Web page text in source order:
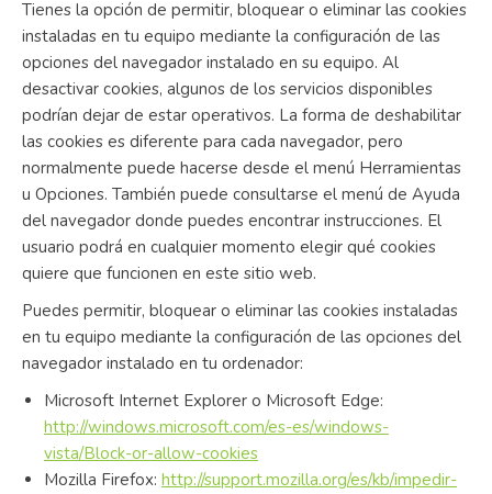
Tienes la opción de permitir, bloquear o eliminar las cookies
instaladas en tu equipo mediante la configuración de las
opciones del navegador instalado en su equipo. Al
desactivar cookies, algunos de los servicios disponibles
podrían dejar de estar operativos. La forma de deshabilitar
las cookies es diferente para cada navegador, pero
normalmente puede hacerse desde el menú Herramientas
u Opciones. También puede consultarse el menú de Ayuda
del navegador donde puedes encontrar instrucciones. El
usuario podrá en cualquier momento elegir qué cookies
quiere que funcionen en este sitio web.
Puedes permitir, bloquear o eliminar las cookies instaladas
en tu equipo mediante la configuración de las opciones del
navegador instalado en tu ordenador:
Microsoft Internet Explorer o Microsoft Edge:
http://windows.microsoft.com/es-es/windows-
vista/Block-or-allow-cookies
Mozilla Firefox: http://support.mozilla.org/es/kb/impedir-